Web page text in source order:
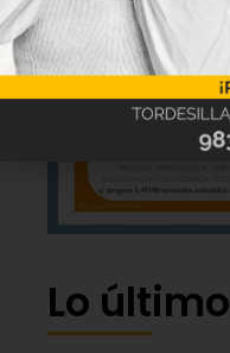
Lo último